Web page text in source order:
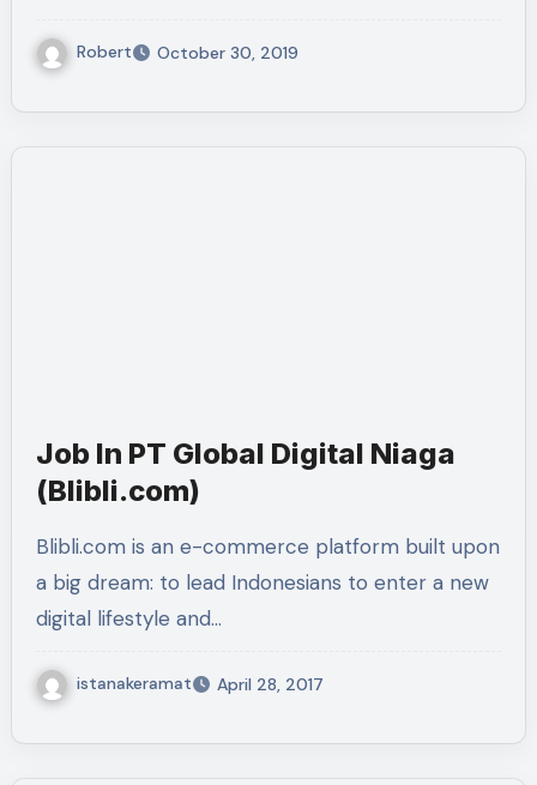
Robert October 30, 2019
Job In PT Global Digital Niaga
(Blibli.com)
Blibli.com is an e-commerce platform built upon
a big dream: to lead Indonesians to enter a new
digital lifestyle and…
istanakeramat April 28, 2017